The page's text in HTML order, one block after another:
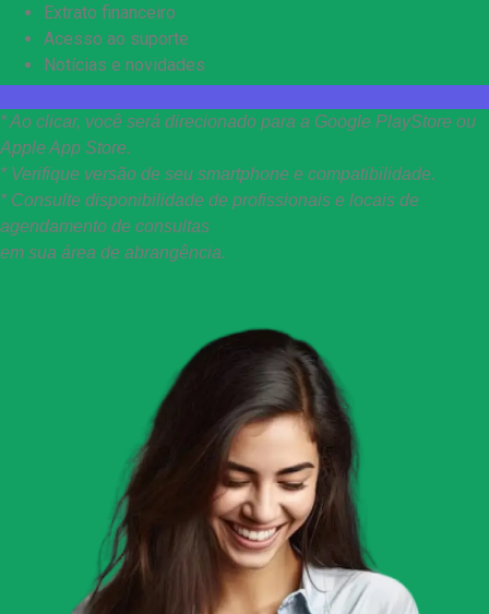
Extrato financeiro
Acesso ao suporte
Notícias e novidades
* Ao clicar, você será direcionado para a Google PlayStore ou
Apple App Store.
* Verifique versão de seu smartphone e compatibilidade.
* Consulte disponibilidade de profissionais e locais de
agendamento de consultas
em sua área de abrangência.